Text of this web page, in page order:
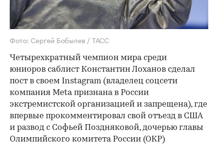
Фото: Сергей Бобылев / ТАСС
Четырехкратный чемпион мира среди
юниоров саблист Константин Лоханов сделал
пост в своем Instagram (владелец соцсети
компания Metа признана в России
экстремистской организацией и запрещена), где
впервые прокомментировал свой отъезд в США
и развод с Софьей Поздняковой, дочерью главы
Олимпийского комитета России (ОКР)